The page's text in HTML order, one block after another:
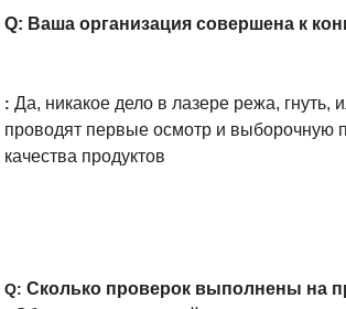
Q: Ваша организация совершена к
: Да, никакое дело в лазере режа, гнуть,
проводят первые осмотр и выборочную
качества продуктов
Q: Сколько проверок выполнены на